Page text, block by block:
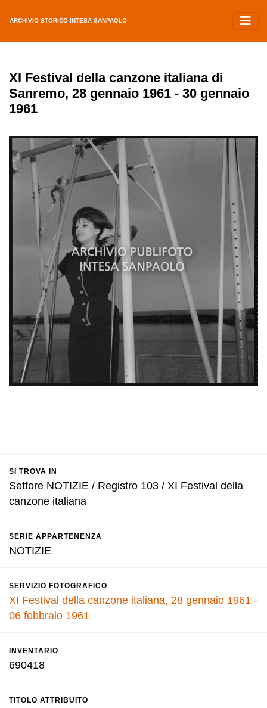
ARCHIVIO STORICO INTESA SANPAOLO
XI Festival della canzone italiana di
Sanremo, 28 gennaio 1961 - 30 gennaio
1961
SI TROVA IN
Settore NOTIZIE / Registro 103 / XI Festival della
canzone italiana
SERIE APPARTENENZA
NOTIZIE
SERVIZIO FOTOGRAFICO
XI Festival della canzone italiana, 28 gennaio 1961 -
06 febbraio 1961
INVENTARIO
690418
TITOLO ATTRIBUITO